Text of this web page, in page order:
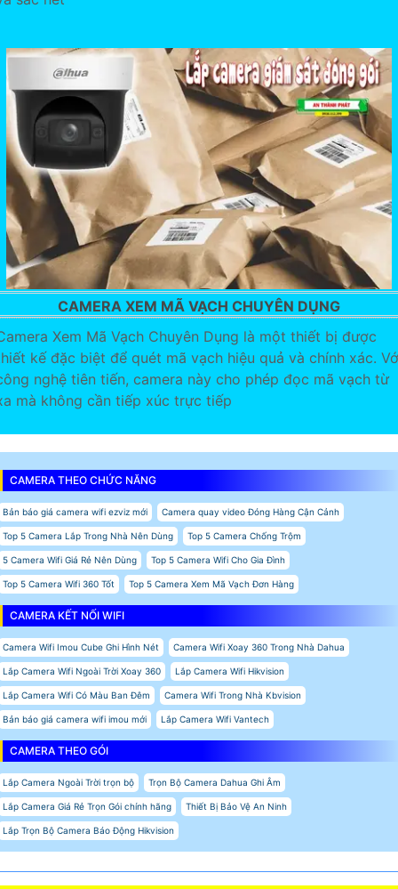
CAMERA XEM MÃ VẠCH CHUYÊN DỤNG
Xem Mã Vạch Chuyên Dụng là một thiết bị được
kế đặc biệt để quét mã vạch hiệu quả và chính xác.
nghệ tiên tiến, camera này cho phép đọc mã vạch từ
mà không cần tiếp xúc trực tiếp
CAMERA THEO CHỨC NĂNG
Bản báo giá camera wifi ezviz mới Camera quay video Đóng Hàng Cận Cảnh
Top 5 Camera Lắp Trong Nhà Nên Dùng Top 5 Camera Chống Trộm
5 Camera Wifi Giá Rẻ Nên Dùng Top 5 Camera Wifi Cho Gia Đình
Top 5 Camera Wifi 360 Tốt Top 5 Camera Xem Mã Vạch Đơn Hàng
CAMERA KẾT NỐI WIFI
Camera Wifi Imou Cube Ghi Hình Nét Camera Wifi Xoay 360 Trong Nhà Dahua
Lắp Camera Wifi Ngoài Trời Xoay 360 Lắp Camera Wifi Hikvision
Lắp Camera Wifi Có Màu Ban Đêm Camera Wifi Trong Nhà Kbvision
Bản báo giá camera wifi imou mới Lắp Camera Wifi Vantech
CAMERA THEO GÓI
Lắp Camera Ngoài Trời trọn bộ Trọn Bộ Camera Dahua Ghi Âm
Lắp Camera Giá Rẻ Trọn Gói chính hãng Thiết Bị Bảo Vệ An Ninh
Lắp Trọn Bộ Camera Báo Động Hikvision